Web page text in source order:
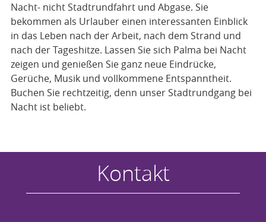
Nacht- nicht Stadtrundfahrt und Abgase. Sie
bekommen als Urlauber einen interessanten Einblick
in das Leben nach der Arbeit, nach dem Strand und
nach der Tageshitze. Lassen Sie sich Palma bei Nacht
zeigen und genießen Sie ganz neue Eindrücke,
Gerüche, Musik und vollkommene Entspanntheit.
Buchen Sie rechtzeitig, denn unser Stadtrundgang bei
Nacht ist beliebt.
Kontakt